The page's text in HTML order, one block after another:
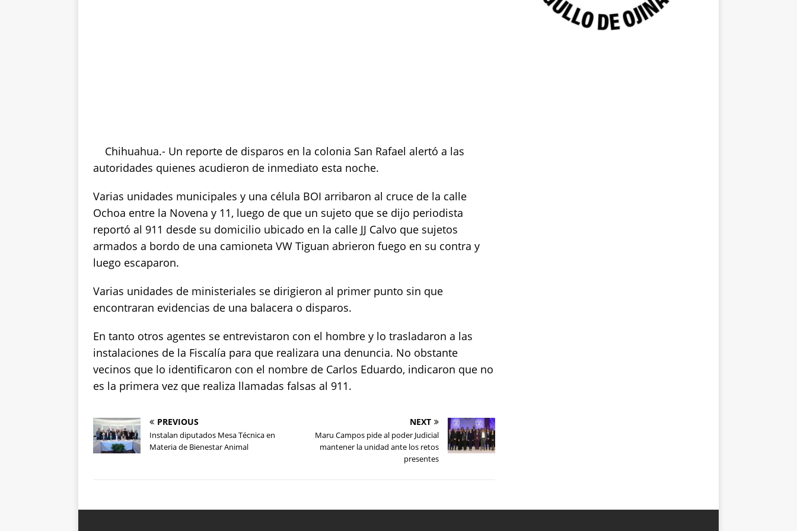
Chihuahua.- Un reporte de disparos en la colonia San Rafael alertó a las
autoridades quienes acudieron de inmediato esta noche.
Varias unidades municipales y una célula BOI arribaron al cruce de la calle
Ochoa entre la Novena y 11, luego de que un sujeto que se dijo periodista
reportó al 911 desde su domicilio ubicado en la calle JJ Calvo que sujetos
armados a bordo de una camioneta VW Tiguan abrieron fuego en su contra y
luego escaparon.
Varias unidades de ministeriales se dirigieron al primer punto sin que
encontraran evidencias de una balacera o disparos.
En tanto otros agentes se entrevistaron con el hombre y lo trasladaron a las
instalaciones de la Fiscalía para que realizara una denuncia. No obstante
vecinos que lo identificaron con el nombre de Carlos Eduardo, indicaron que no
es la primera vez que realiza llamadas falsas al 911.
PREVIOUS
Instalan diputados Mesa Técnica en
Materia de Bienestar Animal
NEXT
Maru Campos pide al poder Judicial
mantener la unidad ante los retos
presentes